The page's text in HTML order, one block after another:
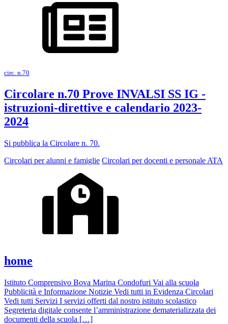
circ. n.70
Circolare n.70 Prove INVALSI SS IG -
istruzioni-direttive e calendario 2023-
2024
Si pubblica la Circolare n. 70.
Circolari per alunni e famiglie Circolari per docenti e personale ATA
home
Istituto Comprensivo Bova Marina Condofuri Vai alla scuola
Pubblicità e Informazione Notizie Vedi tutti in Evidenza Circolari
Vedi tutti Servizi I servizi offerti dal nostro istituto scolastico
Segreteria digitale consente l’amministrazione dematerializzata dei
documenti della scuola […]